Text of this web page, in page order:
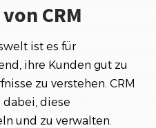
CRM
ist es für
ihre Kunden gut zu
zu verstehen. CRM
diese
und zu verwalten.